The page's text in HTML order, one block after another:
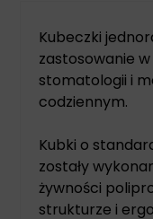
Kubeczki
zastosowanie
stomatologii i
codziennym.
Kubki o
zostały
żywności
strukturze i